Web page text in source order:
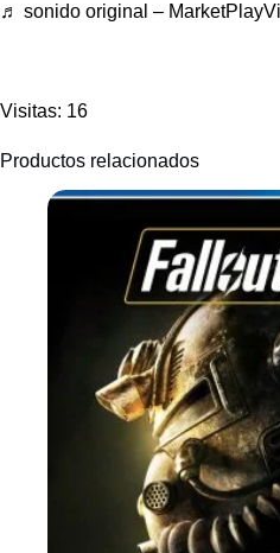
♬ sonido original –
Visitas: 16
Productos relacionados